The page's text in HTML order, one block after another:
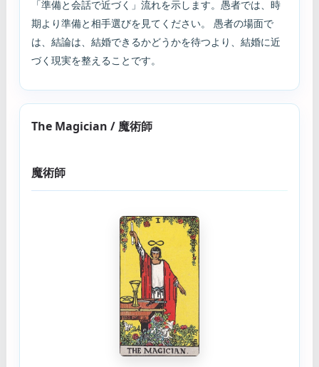
「準備と会話で近づく」流れを示します。愚者では、時
期より準備と相手選びを見てください。 愚者の場面で
は、結論は、結婚できるかどうかを待つより、結婚に近
づく現実を整えることです。
The Magician / 魔術師
魔術師